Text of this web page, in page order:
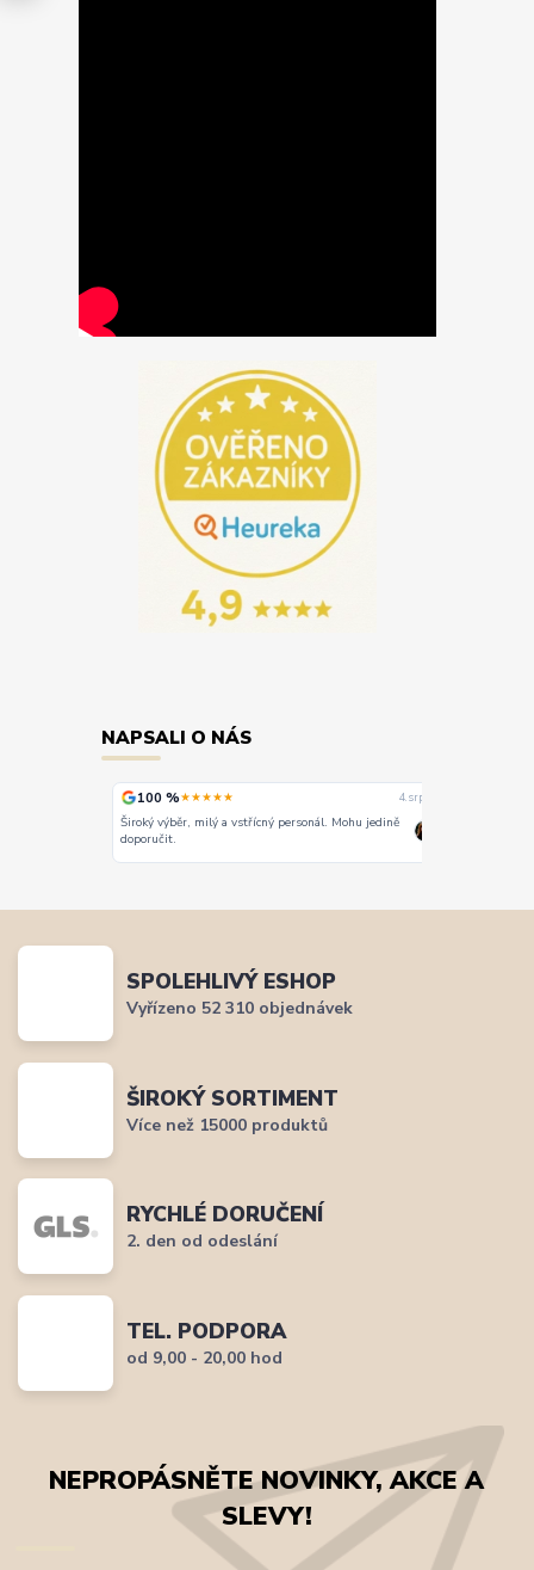
NAPSALI O NÁS
100 %★★★★★ 4. srpna
Široký výběr, milý a vstřícný personál. Mohu jedině
doporučit.
SPOLEHLIVÝ ESHOP
Vyřízeno 52 310 objednávek
ŠIROKÝ SORTIMENT
Více než 15000 produktů
RYCHLÉ DORUČENÍ
2. den od odeslání
TEL. PODPORA
od 9,00 - 20,00 hod
NEPROPÁSNĚTE NOVINKY, AKCE A
SLEVY!